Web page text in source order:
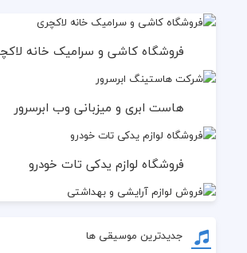
فروشگاه کاشی و سرامیک خانه
هاست ابری و میزبانی وب ابرسرور
فروشگاه لوازم یدکی تات خودرو
جدیدترین موسیقی ها